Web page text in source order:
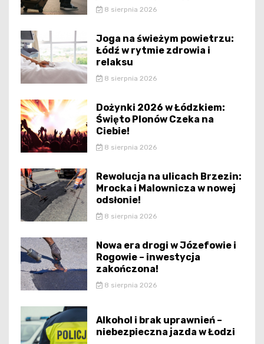
8 sierpnia 2026
Joga na świeżym powietrzu:
Łódź w rytmie zdrowia i
relaksu
8 sierpnia 2026
Dożynki 2026 w Łódzkiem:
Święto Plonów Czeka na
Ciebie!
8 sierpnia 2026
Rewolucja na ulicach Brzezin:
Mrocka i Malownicza w nowej
odsłonie!
8 sierpnia 2026
Nowa era drogi w Józefowie i
Rogowie – inwestycja
zakończona!
8 sierpnia 2026
Alkohol i brak uprawnień –
niebezpieczna jazda w Łodzi